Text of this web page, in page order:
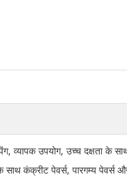
व्यापक उपयोग, उच्च दक्षता के
कंक्रीट पेवर्स, पारगम्य पेवर्स